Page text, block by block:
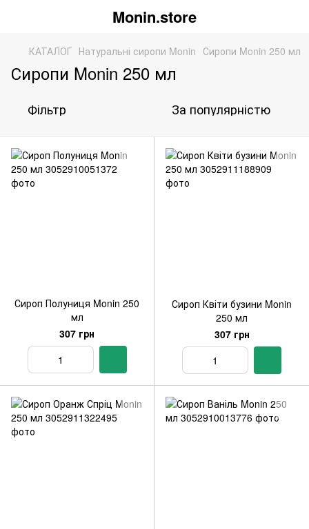
Monin.store
КАТАЛОГ Натуральні сиропи Monin Сиропи Monin 250 мл
Сиропи Monin 250 мл
Фільтр За популярністю
Сироп Полуниця Monin 250
мл
307 грн
Сироп Квіти бузини Monin
250 мл
307 грн